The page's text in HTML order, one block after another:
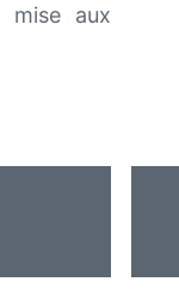
mise aux